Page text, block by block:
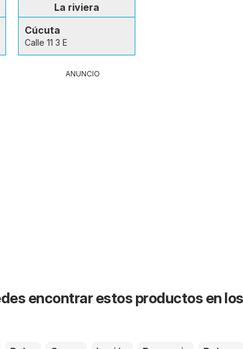
La riviera
Cúcuta
Calle 11 3 E
ANUNCIO
encontrar estos productos en los